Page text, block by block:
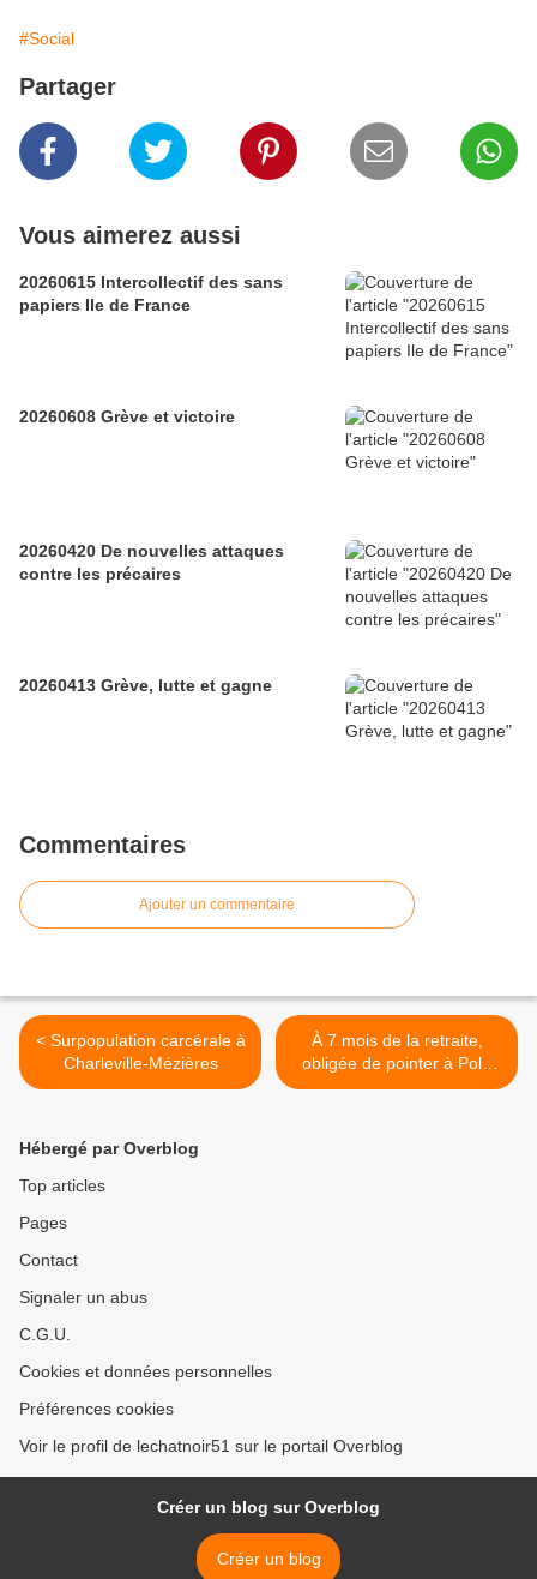
#Social
Partager
Vous aimerez aussi
20260615 Intercollectif des sans
papiers Ile de France
20260608 Grève et victoire
20260420 De nouvelles attaques
contre les précaires
20260413 Grève, lutte et gagne
Commentaires
Ajouter un commentaire
< Surpopulation carcérale à
Charleville-Mézières
À 7 mois de la retraite,
obligée de pointer à Pole
emploi >
Hébergé par Overblog
Top articles
Pages
Contact
Signaler un abus
C.G.U.
Cookies et données personnelles
Préférences cookies
Voir le profil de lechatnoir51 sur le portail Overblog
Créer un blog sur Overblog
Créer un blog